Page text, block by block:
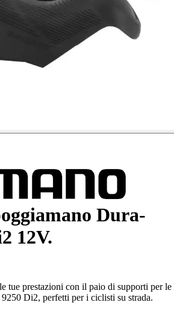
Dura-
12V.
tue prestazioni con il paio di supporti per le
Di2, perfetti per i ciclisti su strada.